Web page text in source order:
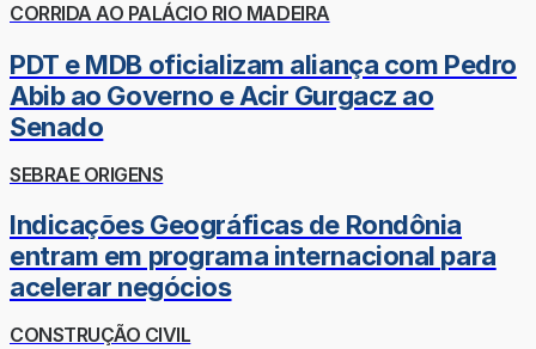
CORRIDA AO PALÁCIO RIO MADEIRA
PDT e MDB oficializam aliança com Pedro
Abib ao Governo e Acir Gurgacz ao
Senado
SEBRAE ORIGENS
Indicações Geográficas de Rondônia
entram em programa internacional para
acelerar negócios
CONSTRUÇÃO CIVIL